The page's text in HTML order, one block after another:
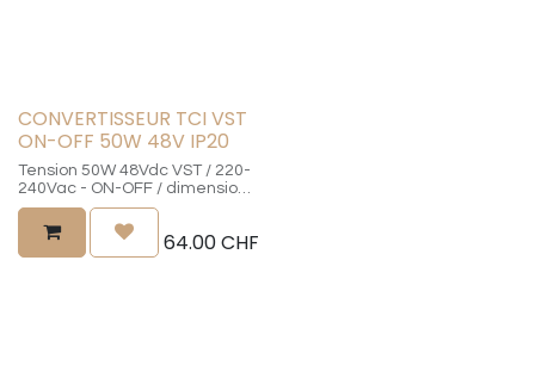
CONVERTISSEUR TCI VST
ON-OFF 50W 48V IP20
Tension 50W 48Vdc VST / 220-
240Vac - ON-OFF / dimensions
225x60x36mmm - Percement
min. 70mm / Certificat CE SELV
/ réglage d'usine 48Vdc
64.00CHF